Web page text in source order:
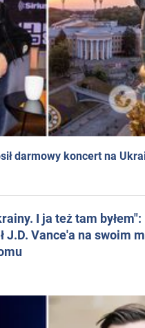
darmowy koncert na
I ja też tam
J.D. Vance'a na swoim